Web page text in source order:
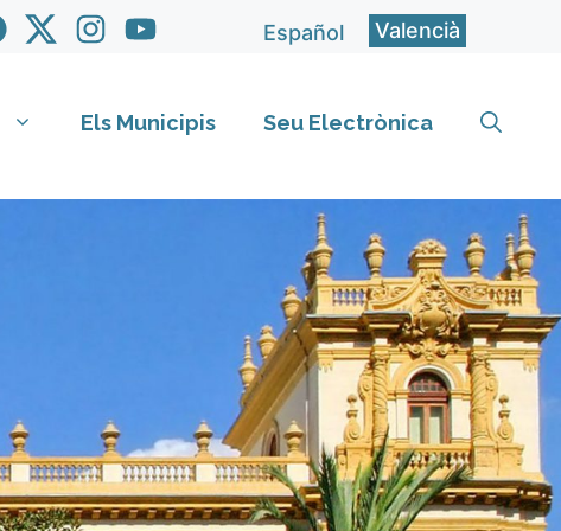
Español Valencià
Els Municipis Seu Electrònica